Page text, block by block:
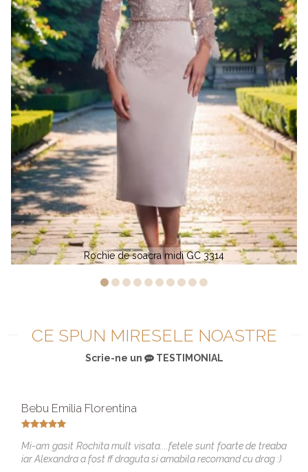
Rochie de seara eleganta CK 1121
CE SPUN MIRESELE NOASTRE
Scrie-ne un TESTIMONIAL
Bebu Emilia Florentina
Mi-am gasit Rochita mult visata....fetele sunt foarte de treaba
iar Alexandra a fost ff draguta si amabila recomand cu drag :)